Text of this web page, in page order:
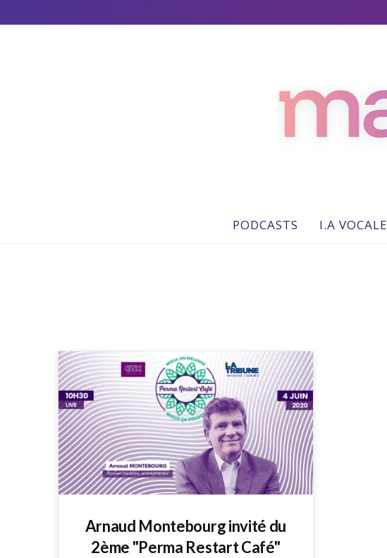
PODCASTS I.A VOCALE
Arnaud Montebourg invité du
2ème "Perma Restart Café"